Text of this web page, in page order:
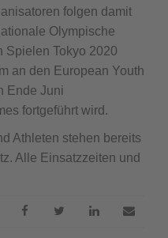
folgen damit
Olympische
Spielen Tokyo 2020
an den European Youth
Ende Juni
fortgeführt wird.
Athleten stehen bereits
Alle Einsatzzeiten und